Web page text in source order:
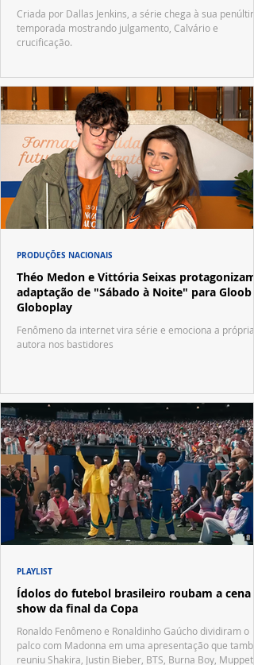
Criada por Dallas Jenkins, a série chega à sua
temporada mostrando julgamento, Calvário e
crucificação.
Théo Medon e Vittória Seixas protagonizam
adaptação de "Sábado à Noite" para Gloob e
Globoplay
Fenômeno da internet vira série e emociona a própria
autora nos bastidores
PRODUÇÕES NACIONAIS
Ídolos do futebol brasileiro roubam a cena
show da final da Copa
Ronaldo Fenômeno e Ronaldinho Gaúcho dividiram o
palco com Madonna em uma apresentação que
reuniu Shakira, Justin Bieber, BTS, Burna Boy, Muppets,
PLAYLIST